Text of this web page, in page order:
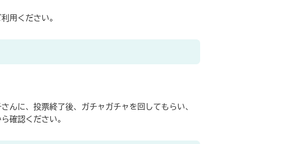
用ください。
に、投票終了後、ガチャガチャを回してもらい、
ら確認ください。